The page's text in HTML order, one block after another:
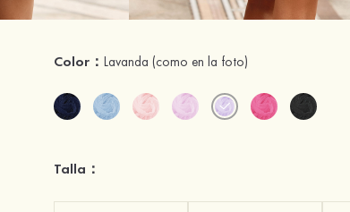
Color：Lavanda (como en la foto)
Talla：